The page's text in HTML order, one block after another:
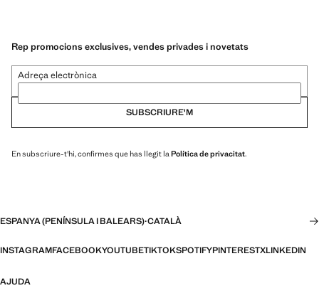
Rep promocions exclusives, vendes privades i novetats
Adreça electrònica
SUBSCRIURE'M
En subscriure-t'hi, confirmes que has llegit la Política de privacitat.
ESPANYA (PENÍNSULA I BALEARS)·CATALÀ
INSTAGRAMFACEBOOKYOUTUBETIKTOKSPOTIFYPINTERESTXLINKEDIN
AJUDA